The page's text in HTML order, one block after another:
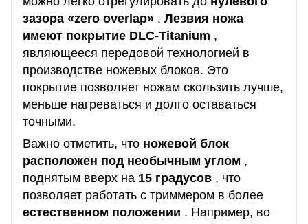
зазора «zero overlap» . Лезвия ножа
имеют покрытие DLC-Titanium ,
являющееся передовой технологией в
производстве ножевых блоков. Это
покрытие позволяет ножам скользить лучше,
меньше нагреваться и долго оставаться
точными.
Важно отметить, что ножевой блок
расположен под необычным углом ,
поднятым вверх на 15 градусов , что
позволяет работать с триммером в более
естественном положении . Например, во